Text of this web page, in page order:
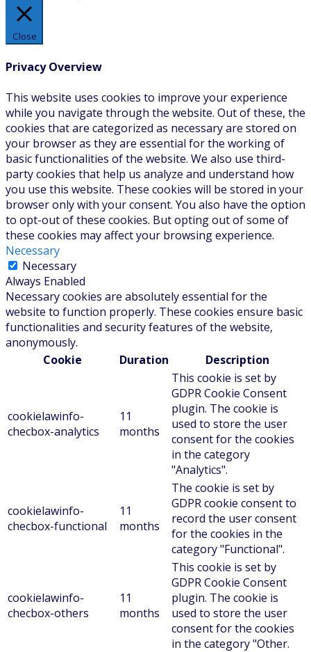
Close
Privacy Overview
This website uses cookies to improve your experience
while you navigate through the website. Out of these, the
cookies that are categorized as necessary are stored on
your browser as they are essential for the working of
basic functionalities of the website. We also use third-
party cookies that help us analyze and understand how
you use this website. These cookies will be stored in your
browser only with your consent. You also have the option
to opt-out of these cookies. But opting out of some of
these cookies may affect your browsing experience.
Necessary
Necessary
Always Enabled
Necessary cookies are absolutely essential for the
website to function properly. These cookies ensure basic
functionalities and security features of the website,
anonymously.
Cookie
Duration Description
cookielawinfo-
checbox-analytics
11
months
This cookie is set by
GDPR Cookie Consent
plugin. The cookie is
used to store the user
consent for the cookies
in the category
"Analytics".
cookielawinfo-
checbox-functional
11
months
The cookie is set by
GDPR cookie consent to
record the user consent
for the cookies in the
category "Functional".
cookielawinfo-
checbox-others
11
months
This cookie is set by
GDPR Cookie Consent
plugin. The cookie is
used to store the user
consent for the cookies
in the category "Other.